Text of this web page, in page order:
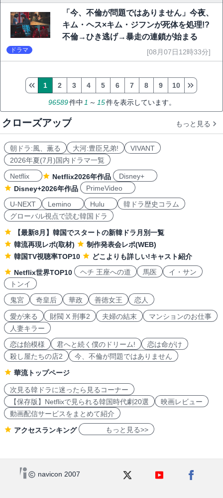
「今、不倫が問題ではありません」今夜、
キム・ヘス×キム・ジフンが死体を処理!?
不倫→ひき逃げ→暴走の連鎖が始まる
ドラマ [08月07日12時33分]
96589件中 1 ～ 15件を表示しています。
1 2 3 4 5 6 7 8 9 10
クローズアップ もっと見る
朝ドラ:風、薫る 大河:豊臣兄弟!
VIVANT
2026年夏(7月)国内ドラマ一覧
Netflix
Netflix2026年作品
Disney+
Disney+2026年作品
PrimeVideo
U-NEXT
Lemino Hulu
韓ドラ歴史コラム
グローバル視点で読む韓国ドラ
【最新8月】韓国でスタートの新韓ドラ月別一覧
韓流再現レポ(取材)
制作発表会レポ(WEB)
韓国TV視聴率TOP10
どこよりも詳しい!キャスト紹介
Netflix世界TOP10
ヘチ 王座への道 馬医
イ・サン
トンイ
鬼宮
奇皇后 華政 善徳女王 恋人
愛が来る 財閥 X 刑事2 夫婦の結末
マンションのお仕事
人妻キラー
恋は飴模様
君へと続く僕のドリーム!
恋は命がけ
殺し屋たちの店2
今、不倫が問題ではありません
華流トップページ
次見る韓ドラに迷ったら見るコーナー
【保存版】Netflixで見られる韓国時代劇20選
映画レビュー
動画配信サービスをまとめて紹介
アクセスランキング もっと見る>>
navicon 2007